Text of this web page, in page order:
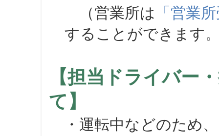
（営業所は 「営業
することができます
【担当ドライバー
て】
・運転中などのため